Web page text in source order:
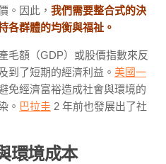
。因此， 我們需要整合式的決
各群體的均衡與福祉。
毛額（GDP）或股價指數來反
到了短期的經濟利益。 美國一
免經濟富裕造成社會與環境的
。 巴拉圭 2 年前也發展出了社
環境成本